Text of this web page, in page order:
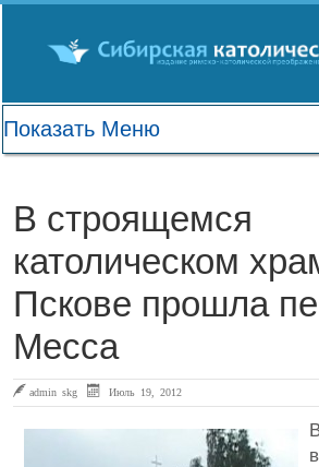
В строящемся
католическом
Пскове прошла
Месса
admin skg Июль 19, 2012